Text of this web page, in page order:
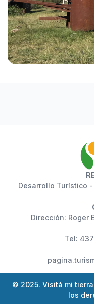
Desarrollo Turístico
Dirección: Roger
Tel:
© 2025. Visitá mi
los